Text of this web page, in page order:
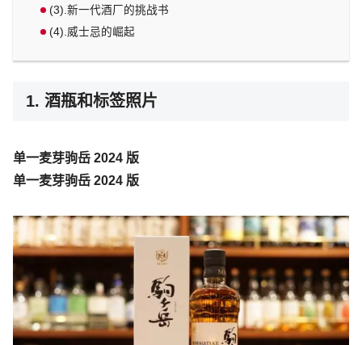
(3).新一代酒厂的挑战书
(4).威士忌的崛起
1. 酒瓶和标签照片
单一麦芽驹岳 2024 版
单一麦芽驹岳 2024 版